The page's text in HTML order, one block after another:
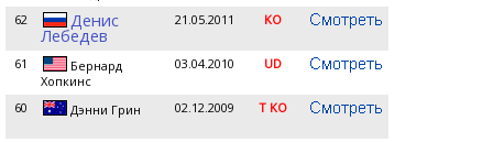
62 Денис
Лебедев
21.05.2011 KO
61
Бернард
Хопкинс
03.04.2010 UD
60 Дэнни Грин 02.12.2009 T KO